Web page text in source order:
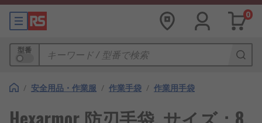
0
型番
/ 安全用品・作業服 / 作業手袋 / 作業用手袋